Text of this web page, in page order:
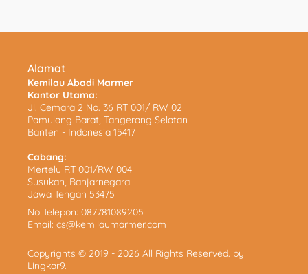
Alamat
Kemilau Abadi Marmer
Kantor Utama:
Jl. Cemara 2 No. 36 RT 001/ RW 02
Pamulang Barat, Tangerang Selatan
Banten - Indonesia 15417
Cabang:
Mertelu RT 001/RW 004
Susukan, Banjarnegara
Jawa Tengah 53475
No Telepon: 087781089205
Email: cs@kemilaumarmer.com
Copyrights © 2019 - 2026 All Rights Reserved. by
Lingkar9.